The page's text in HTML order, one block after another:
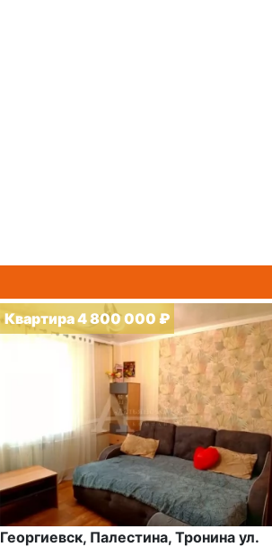
Квартира 4 800 000 ₽
Георгиевск, Палестина, Тронина ул.